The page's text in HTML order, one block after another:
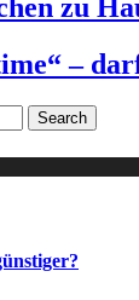
zu
–